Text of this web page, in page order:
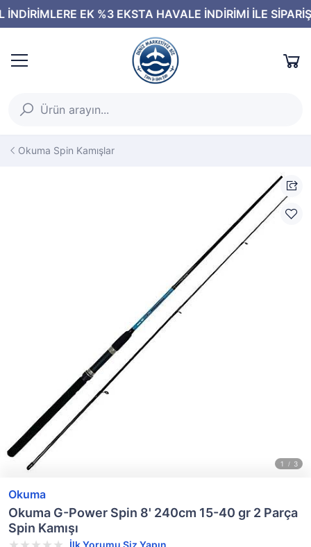
Okuma Spin Kamışlar
Okuma
Okuma G-Power Spin 8' 240cm 15-40 gr 2 Parça
Spin Kamışı
İlk Yorumu Siz Yapın